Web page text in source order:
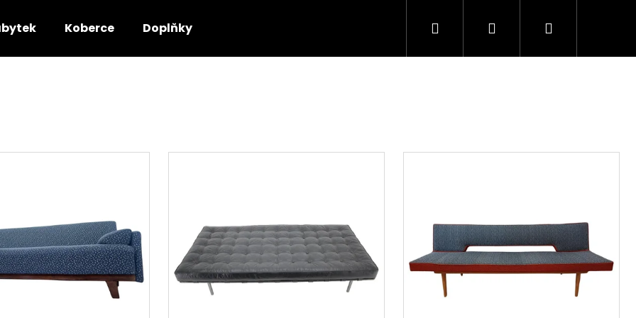
Koberce Doplňky Hledat PřihlášeníNákupní